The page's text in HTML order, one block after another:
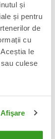
și
și pentru
de
cu
le
culese
Afişare
versus
design that
Skel-
joints
who is loyal